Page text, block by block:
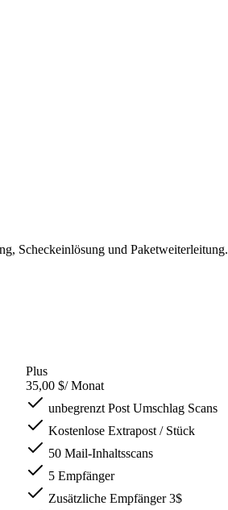
Scheckeinlösung und Paketweiterleitung.
Plus
35,00 $/ Monat
unbegrenzt Post Umschlag Scans
Kostenlose Extrapost / Stück
50 Mail-Inhaltsscans
5 Empfänger
Zusätzliche Empfänger 3$